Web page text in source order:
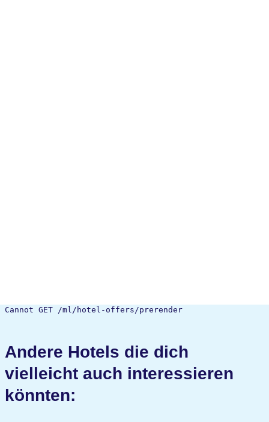
Cannot GET /ml/hotel-offers/prerender
Andere Hotels die dich
vielleicht auch interessieren
könnten: